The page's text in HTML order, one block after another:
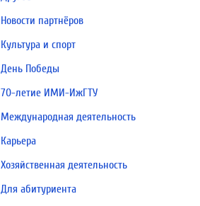
Новости партнёров
Культура и спорт
День Победы
70-летие ИМИ-ИжГТУ
Международная деятельность
Карьера
Хозяйственная деятельность
Для абитуриента